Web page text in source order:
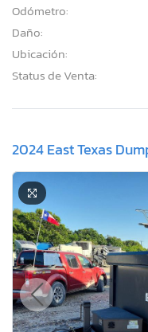
Odómetro:
Daño:
Ubicación:
Status de Venta:
2024 East Texas